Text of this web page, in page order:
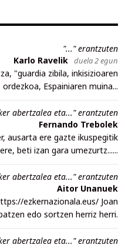
"..." erantzuten
Karlo Ravelik duela 2 egun
"guardia zibila, inkisizioaren
ordezkoa, Espainiaren muina...
abertzalea eta..." erantzuten
Fernando Trebolek
ausarta ere gazte ikuspegitik
beti izan gara umezurtz......
abertzalea eta..." erantzuten
Aitor Unanuek
ezkernazionala.eus/ Joan
edo sortzen herriz herri.
abertzalea eta..." erantzuten